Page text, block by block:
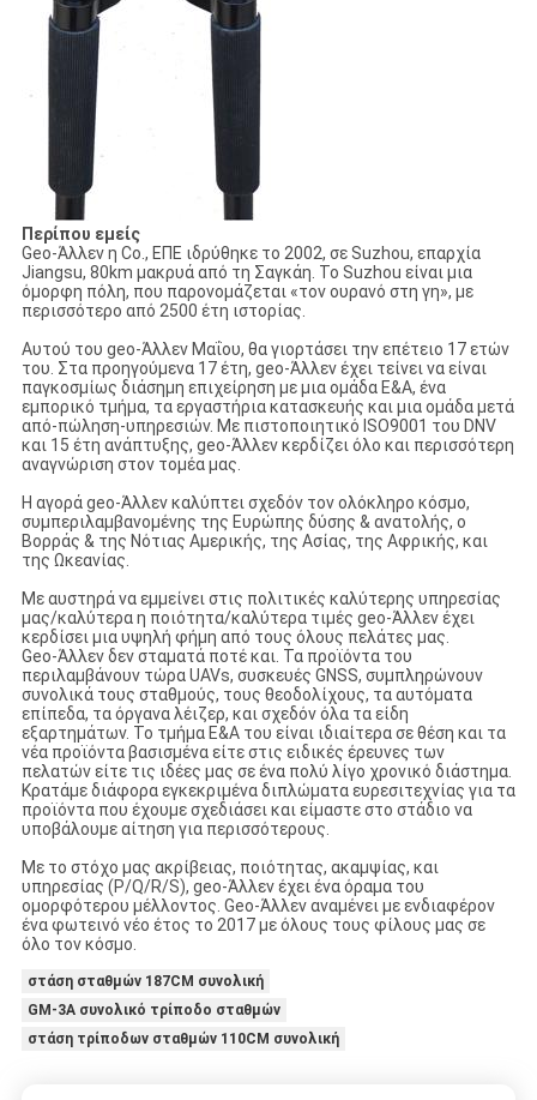
Περίπου εμείς
Geo-Άλλεν η Co., ΕΠΕ ιδρύθηκε το 2002, σε Suzhou, επαρχία
Jiangsu, 80km μακρυά από τη Σαγκάη. Το Suzhou είναι μια
όμορφη πόλη, που παρονομάζεται «τον ουρανό στη γη», με
περισσότερο από 2500 έτη ιστορίας.
Αυτού του geo-Άλλεν Μαΐου, θα γιορτάσει την επέτειο 17 ετών
του. Στα προηγούμενα 17 έτη, geo-Άλλεν έχει τείνει να είναι
παγκοσμίως διάσημη επιχείρηση με μια ομάδα Ε&Α, ένα
εμπορικό τμήμα, τα εργαστήρια κατασκευής και μια ομάδα μετά
από-πώληση-υπηρεσιών. Με πιστοποιητικό ISO9001 του DNV
και 15 έτη ανάπτυξης, geo-Άλλεν κερδίζει όλο και περισσότερη
αναγνώριση στον τομέα μας.
Η αγορά geo-Άλλεν καλύπτει σχεδόν τον ολόκληρο κόσμο,
συμπεριλαμβανομένης της Ευρώπης δύσης & ανατολής, ο
Βορράς & της Νότιας Αμερικής, της Ασίας, της Αφρικής, και
της Ωκεανίας.
Με αυστηρά να εμμείνει στις πολιτικές καλύτερης υπηρεσίας
μας/καλύτερα η ποιότητα/καλύτερα τιμές geo-Άλλεν έχει
κερδίσει μια υψηλή φήμη από τους όλους πελάτες μας.
Geo-Άλλεν δεν σταματά ποτέ και. Τα προϊόντα του
περιλαμβάνουν τώρα UAVs, συσκευές GNSS, συμπληρώνουν
συνολικά τους σταθμούς, τους θεοδολίχους, τα αυτόματα
επίπεδα, τα όργανα λέιζερ, και σχεδόν όλα τα είδη
εξαρτημάτων. Το τμήμα Ε&Α του είναι ιδιαίτερα σε θέση και τα
νέα προϊόντα βασισμένα είτε στις ειδικές έρευνες των
πελατών είτε τις ιδέες μας σε ένα πολύ λίγο χρονικό διάστημα.
Κρατάμε διάφορα εγκεκριμένα διπλώματα ευρεσιτεχνίας για τα
προϊόντα που έχουμε σχεδιάσει και είμαστε στο στάδιο να
υποβάλουμε αίτηση για περισσότερους.
Με το στόχο μας ακρίβειας, ποιότητας, ακαμψίας, και
υπηρεσίας (P/Q/R/S), geo-Άλλεν έχει ένα όραμα του
ομορφότερου μέλλοντος. Geo-Άλλεν αναμένει με ενδιαφέρον
ένα φωτεινό νέο έτος το 2017 με όλους τους φίλους μας σε
όλο τον κόσμο.
στάση σταθμών 187CM συνολική
GM-3A συνολικό τρίποδο σταθμών
στάση τρίποδων σταθμών 110CM συνολική